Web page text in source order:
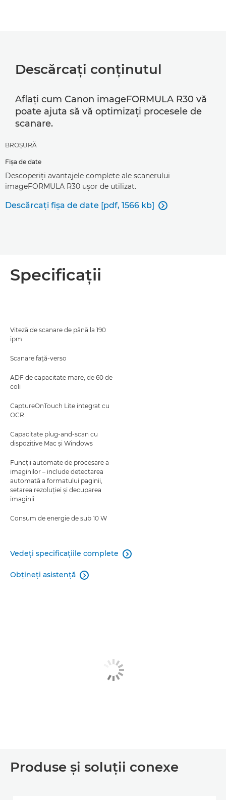
Descărcaţi conţinutul
Aflaţi cum Canon imageFORMULA R30 vă
poate ajuta să vă optimizaţi procesele de
scanare.
BROŞURĂ
Fişa de date
Descoperiţi avantajele complete ale scanerului
imageFORMULA R30 uşor de utilizat.
Descărcaţi fişa de date [pdf, 1566 kb] 
Specificaţii
Viteză de scanare de până la 190
ipm
Scanare faţă-verso
ADF de capacitate mare, de 60 de
coli
CaptureOnTouch Lite integrat cu
OCR
Capacitate plug-and-scan cu
dispozitive Mac şi Windows
Funcţii automate de procesare a
imaginilor – include detectarea
automată a formatului paginii,
setarea rezoluţiei şi decuparea
imaginii
Consum de energie de sub 10 W
Vedeţi specificaţiile complete 
Obţineţi asistenţă 
Produse şi soluţii conexe